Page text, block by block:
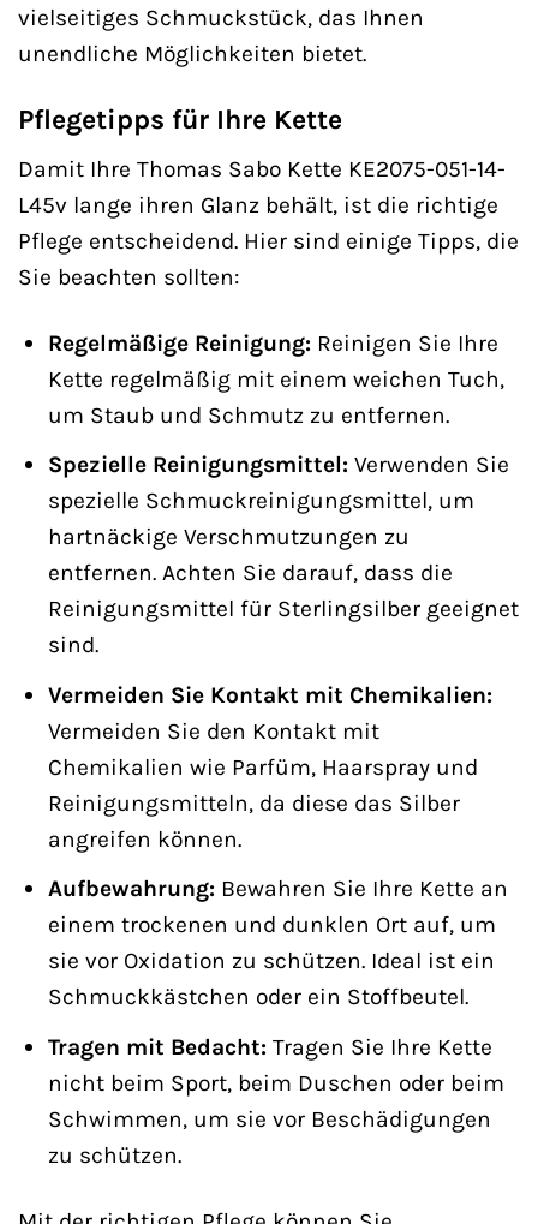
vielseitiges Schmuckstück, das Ihnen
unendliche Möglichkeiten bietet.
Pflegetipps für Ihre Kette
Damit Ihre Thomas Sabo Kette KE2075-051-14-
L45v lange ihren Glanz behält, ist die richtige
Pflege entscheidend. Hier sind einige Tipps, die
Sie beachten sollten:
Regelmäßige Reinigung:Reinigen Sie Ihre
Kette regelmäßig mit einem weichen Tuch,
um Staub und Schmutz zu entfernen.
Spezielle Reinigungsmittel:Verwenden Sie
spezielle Schmuckreinigungsmittel, um
hartnäckige Verschmutzungen zu
entfernen. Achten Sie darauf, dass die
Reinigungsmittel für Sterlingsilber geeignet
sind.
Vermeiden Sie Kontakt mit Chemikalien:
Vermeiden Sie den Kontakt mit
Chemikalien wie Parfüm, Haarspray und
Reinigungsmitteln, da diese das Silber
angreifen können.
Aufbewahrung:Bewahren Sie Ihre Kette an
einem trockenen und dunklen Ort auf, um
sie vor Oxidation zu schützen. Ideal ist ein
Schmuckkästchen oder ein Stoffbeutel.
Tragen mit Bedacht:Tragen Sie Ihre Kette
nicht beim Sport, beim Duschen oder beim
Schwimmen, um sie vor Beschädigungen
zu schützen.